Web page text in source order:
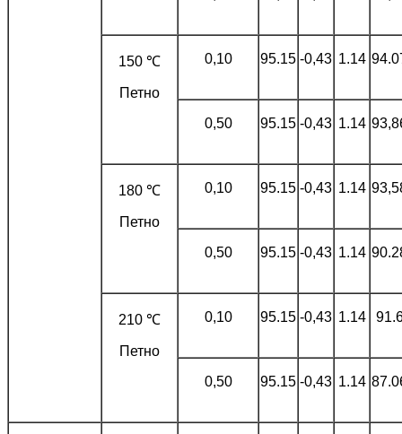
150 ℃
Петно
0,10 95.15 -0,43 1.14
0,50 95.15 -0,43 1.14
180 ℃
Петно
0,10 95.15 -0,43 1.14
0,50 95.15 -0,43 1.14
210 ℃
Петно
0,10 95.15 -0,43 1.14
0,50 95.15 -0,43 1.14